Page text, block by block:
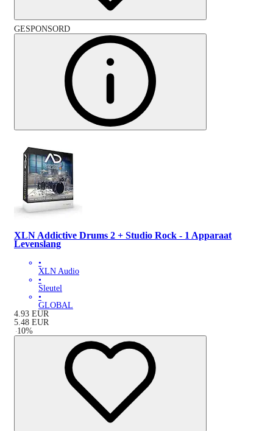
GESPONSORD
XLN Addictive Drums 2 + Studio Rock - 1 Apparaat
Levenslang
•
XLN Audio
•
Sleutel
•
GLOBAL
4.93 EUR
5.48 EUR
-10%